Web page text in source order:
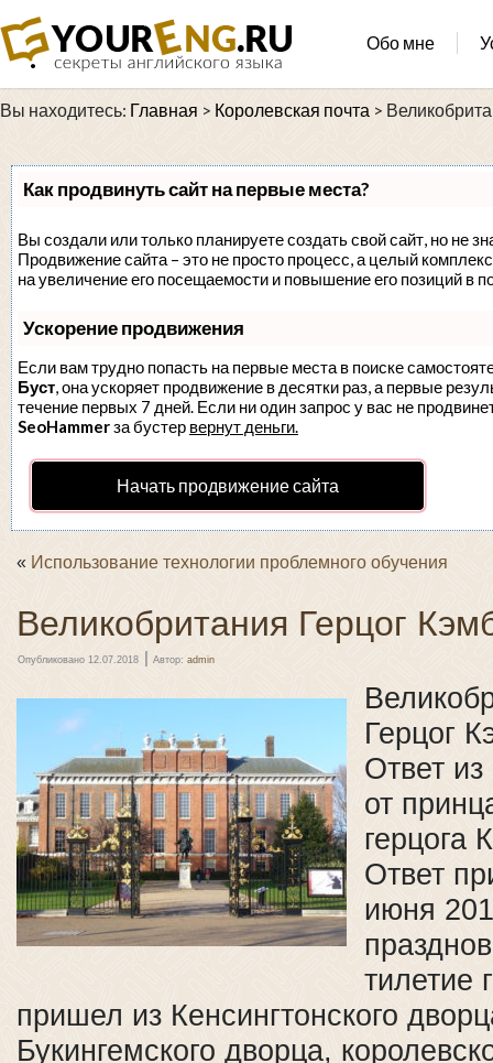
Обо мне
Вы находитесь: Главная > Королевская почта >
Как продвинуть сайт на первые места?
Вы создали или только планируете создать свой сайт, но не
Продвижение сайта – это не просто процесс, а целый
на увеличение его посещаемости и повышение его позиций в
Ускорение продвижения
Если вам трудно попасть на первые места в поиске
Буст, она ускоряет продвижение в десятки раз, а первые
течение первых 7 дней. Если ни один запрос у вас не
SeoHammerза бустер вернут деньги.
Начать продвижение сайта
« Использование технологии проблемного обучения
Великобритания Герцог
Опубликовано 12.07.2018 | Автор: admin
Герцог
Ответ
от
герцога
Ответ
июня
тилетие
пришел из Кенсингтонского
Букингемского дворца,